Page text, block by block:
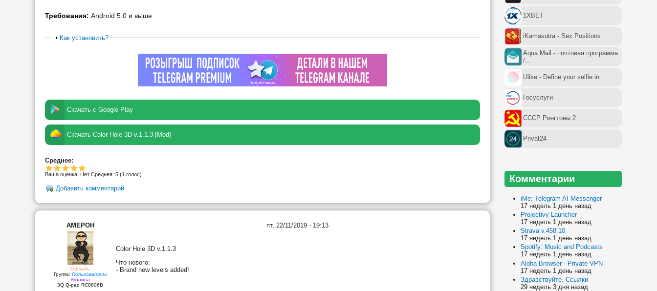
Требования: Android 5.0 и выше
Как установить?
Скачать с Google Play
Скачать Color Hole 3D v.1.1.3 [Mod]
Среднее:
Ваша оценка: Нет Средняя: 5 (1 голос)
Добавить комментарий
AMEPOH пт, 22/11/2019 - 19:13
Офлайн
Группа: Пользователи
Украина
3Q Q-pad RC0806B
Color Hole 3D v.1.1.3
Что нового:
- Brand new levels added!
1XBET
iKamasutra - Sex Positions
Aqua Mail - почтовая программа
/...
Ulike - Define your selfie in
Госуслуги
СССР Рингтоны 2
Privat24
Комментарии
iMe: Telegram AI Messenger
17 недель 1 день назад
Projectivy Launcher
17 недель 1 день назад
Strava v.458.10
17 недель 1 день назад
Spotify: Music and Podcasts
17 недель 1 день назад
Aloha Browser - Private VPN
17 недель 1 день назад
Здравствуйте. Ссылки
29 недель 3 дня назад